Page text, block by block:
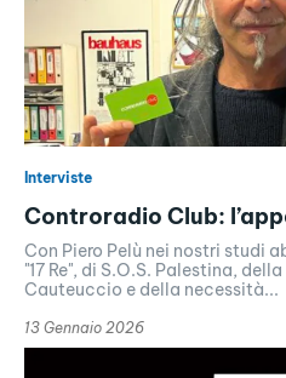
Interviste
Controradio Club:
Con Piero Pelù nei nostri studi
"17 Re", di S.O.S. Palestina,
Cauteuccio e della necessità...
13 Gennaio 2026